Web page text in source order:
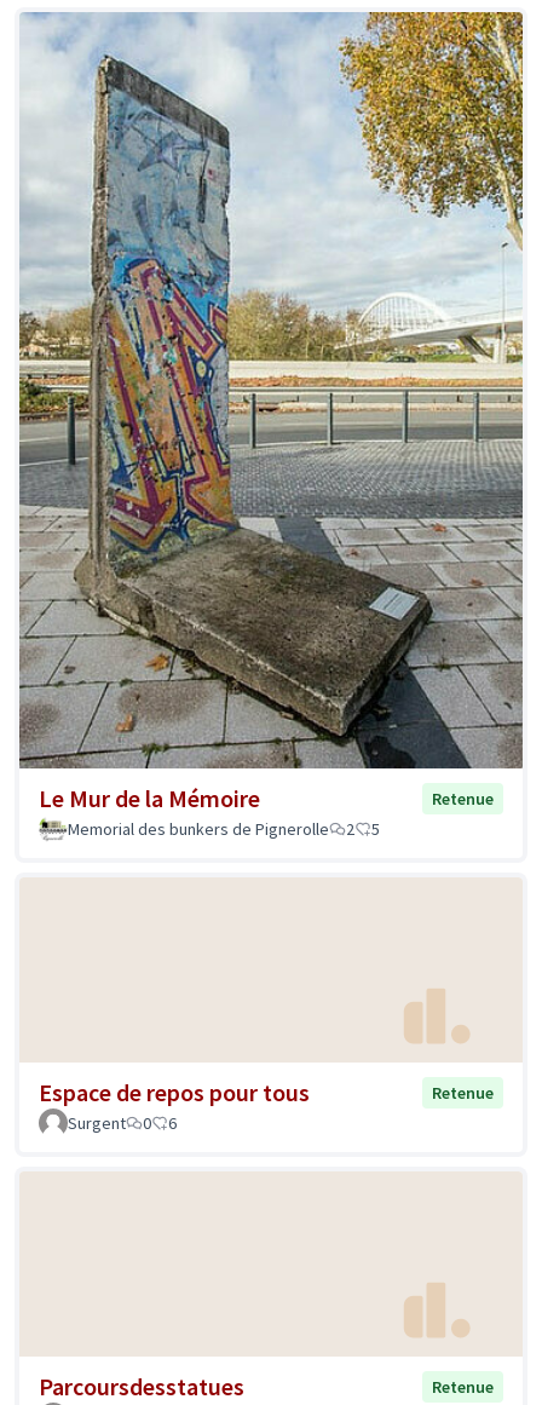
Le Mur de la Mémoire
Retenue
Memorial des bunkers de Pignerolle
2 5
Espace de repos pour tous
Retenue
Surgent
0 6
Parcoursdesstatues
Retenue